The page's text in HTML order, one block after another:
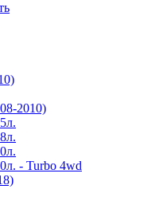
2010)
- Turbo 4wd